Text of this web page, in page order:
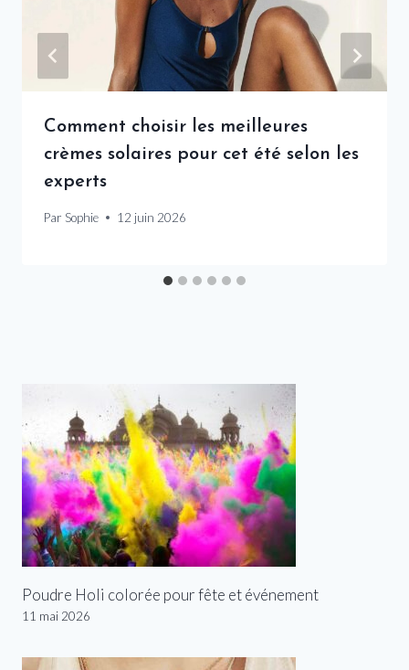
Comment choisir les meilleures
crèmes solaires pour cet été selon les
experts
Par Sophie 12 juin 2026
Poudre Holi colorée pour fête et événement
11 mai 2026